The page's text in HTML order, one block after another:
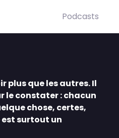
Podcasts
plus que les autres. Il
le constater : chacun
chose, certes,
surtout un